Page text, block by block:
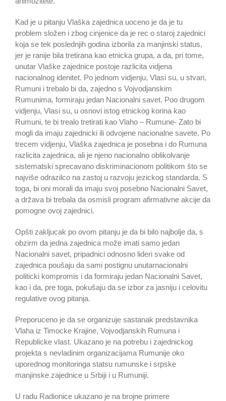
Kad je u pitanju Vlaška zajednica uoceno je da je tu
problem složen i zbog cinjenice da je rec o staroj zajednici
koja se tek poslednjih godina izborila za manjinski status,
jer je ranije bila tretirana kao etnicka grupa, a da, pri tome,
unutar Vlaške zajednice postoje razlicita vidjena
nacionalnog idenitet. Po jednom vidjenju, Vlasi su, u stvari,
Rumuni i trebalo bi da, zajedno s Vojvodjanskim
Rumunima, formiraju jedan Nacionalni savet. Poo drugom
vidjenju, Vlasi su, u osnovi istog etnickog korina kao
Rumuni, te bi trealo tretirati kao Vlaho – Rumune- Zato bi
mogli da imaju zajednicki ili odvojene nacionalne savete. Po
trecem vidjenju, Vlaška zajednica je posebna i do Rumuna
razlicita zajednica, ali je njeno nacionalno oblikolvanje
sistematski sprecavano diskriminacionom politikom što se
najviše odrazilco na zastoj u razvoju jezickog standarda. S
toga, bi oni morali da imaju svoj posebno Nacionalni Savet,
a država bi trebala da osmisli program afirmativne akcije da
pomogne ovoj zajednici.
Opšti zakljucak po ovom pitanju je da bi bilo najbolje da, s
obzirm da jedna zajednica može imati samo jedan
Nacionalni savet, pripadnici odnosno lideri svake od
zajednica poušaju da sami postignu unutarnacionalni
politicki kompromis i da formiraju jedan Nacionalni Savet,
kao i da, pre toga, pokušaju da se izbor za jasniju i celovitu
regulative ovog pitanja.
Preporuceno je da se organizuje sastanak predstavnika
Vlaha iz Timocke Krajine, Vojvodjanskih Rumuna i
Republicke vlast. Ukazano je na potrebu i zajednickog
projekta s nevladinim organizacijama Rumunije oko
uporednog monitoringa statsu rumunske i srpske
manjinske zajednice u Srbiji i u Rumuniji.
U radu Radionice ukazano je na brojne primere